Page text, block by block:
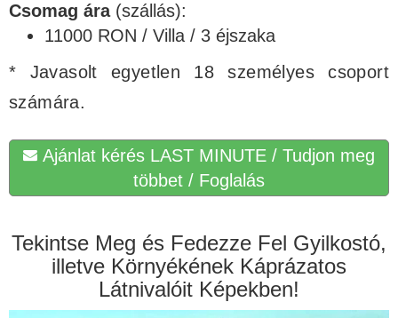
Csomag ára(szállás):
11000 RON / Villa / 3 éjszaka
* Javasolt egyetlen 18 személyes csoport
számára.
Ajánlat kérés LAST MINUTE / Tudjon meg
többet / Foglalás
Tekintse Meg és Fedezze Fel Gyilkostó,
illetve Környékének Káprázatos
Látnivalóit Képekben!